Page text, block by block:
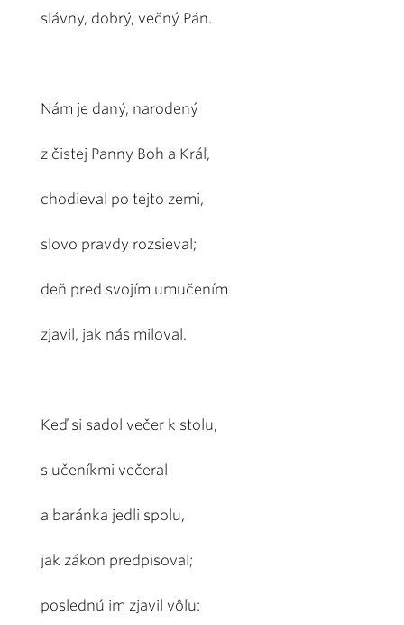
slávny, dobrý, večný Pán.
Nám je daný, narodený
z čistej Panny Boh a Kráľ,
chodieval po tejto zemi,
slovo pravdy rozsieval;
deň pred svojím umučením
zjavil, jak nás miloval.
Keď si sadol večer k stolu,
s učeníkmi večeral
a baránka jedli spolu,
jak zákon predpisoval;
poslednú im zjavil vôľu: